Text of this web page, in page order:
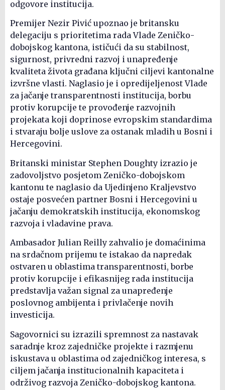
odgovore institucija.
Premijer Nezir Pivić upoznao je britansku
delegaciju s prioritetima rada Vlade Zeničko-
dobojskog kantona, ističući da su stabilnost,
sigurnost, privredni razvoj i unapređenje
kvaliteta života građana ključni ciljevi kantonalne
izvršne vlasti. Naglasio je i opredijeljenost Vlade
za jačanje transparentnosti institucija, borbu
protiv korupcije te provođenje razvojnih
projekata koji doprinose evropskim standardima
i stvaraju bolje uslove za ostanak mladih u Bosni i
Hercegovini.
Britanski ministar Stephen Doughty izrazio je
zadovoljstvo posjetom Zeničko-dobojskom
kantonu te naglasio da Ujedinjeno Kraljevstvo
ostaje posvećen partner Bosni i Hercegovini u
jačanju demokratskih institucija, ekonomskog
razvoja i vladavine prava.
Ambasador Julian Reilly zahvalio je domaćinima
na srdačnom prijemu te istakao da napredak
ostvaren u oblastima transparentnosti, borbe
protiv korupcije i efikasnijeg rada institucija
predstavlja važan signal za unapređenje
poslovnog ambijenta i privlačenje novih
investicija.
Sagovornici su izrazili spremnost za nastavak
saradnje kroz zajedničke projekte i razmjenu
iskustava u oblastima od zajedničkog interesa, s
ciljem jačanja institucionalnih kapaciteta i
održivog razvoja Zeničko-dobojskog kantona.